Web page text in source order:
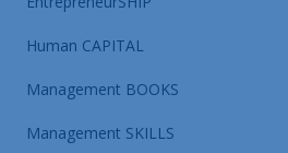
Human CAPITAL
Management BOOKS
Management SKILLS